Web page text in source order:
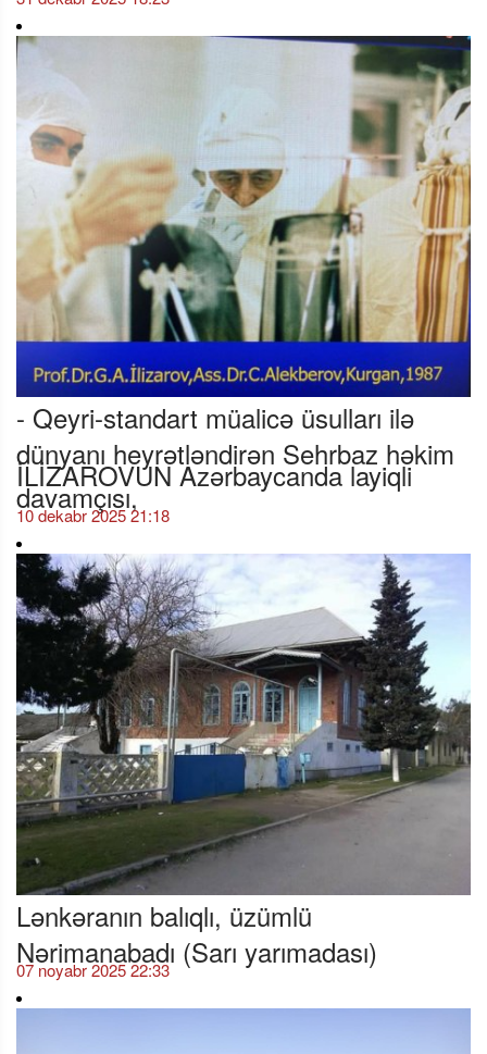
- Qeyri-standart müalicə üsulları ilə
dünyanı heyrətləndirən Sehrbaz həkim
İLİZAROVUN Azərbaycanda layiqli
davamçısı,
10 dekabr 2025 21:18
Lənkəranın balıqlı, üzümlü
Nərimanabadı (Sarı yarımadası)
07 noyabr 2025 22:33